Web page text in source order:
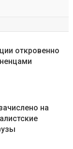
откровенно
на